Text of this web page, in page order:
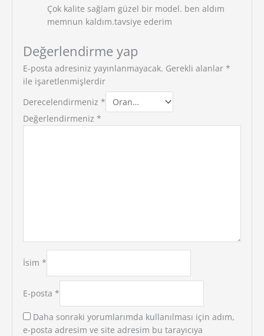
Çok kalite sağlam güzel bir model. ben aldım
memnun kaldım.tavsiye ederim
Değerlendirme yap
E-posta adresiniz yayınlanmayacak. Gerekli alanlar *
ile işaretlenmişlerdir
Derecelendirmeniz *
Değerlendirmeniz *
İsim *
E-posta *
Daha sonraki yorumlarımda kullanılması için adım,
e-posta adresim ve site adresim bu tarayıcıya